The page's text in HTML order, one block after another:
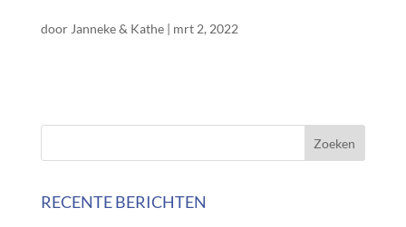
door Janneke & Kathe| mrt 2, 2022
RECENTE BERICHTEN